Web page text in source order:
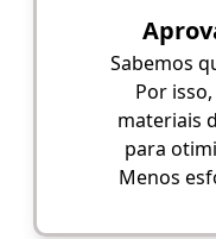
Sabemos
Por
materiais
para
Menos